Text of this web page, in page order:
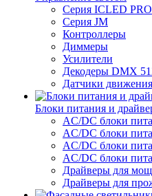
Серия ICLED PRO
Серия JM
Контроллеры
Диммеры
Усилители
Декодеры DMX
Датчики
Блоки питания и
AC/DC блоки
AC/DC блоки
AC/DC блоки
AC/DC блоки
Драйверы для
Драйверы для